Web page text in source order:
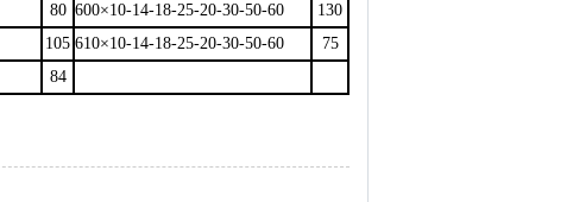
80 600×10-14-18-25-20-30-50-60
130
105 610×10-14-18-25-20-30-50-60
75
84